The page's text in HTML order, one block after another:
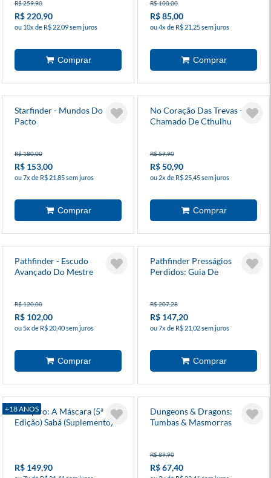
R$ 259,90
R$ 220,90
ou 10x de R$ 22,09 sem juros
R$ 100,00
R$ 85,00
ou 4x de R$ 21,25 sem juros
Starfinder - Mundos Do
Pacto
R$ 180,00
R$ 153,00
ou 7x de R$ 21,85 sem juros
No Coração Das Trevas -
Chamado De Cthulhu
R$ 59,90
R$ 50,90
ou 2x de R$ 25,45 sem juros
Pathfinder - Escudo
Avançado Do Mestre
R$ 120,00
R$ 102,00
ou 5x de R$ 20,40 sem juros
Pathfinder Presságios
Perdidos: Guia De
R$ 207,28
R$ 147,20
ou 7x de R$ 21,02 sem juros
+18 ANOS
Vampiro: A Máscara (5ª
Edição) Sabá (Suplemento) -
R$ 149,90
Dungeons & Dragons:
Tumbas & Masmorras
R$ 89,90
R$ 67,40